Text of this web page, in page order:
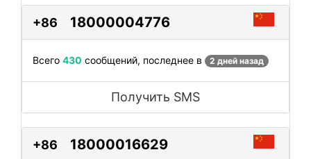
+86 18000004776
Всего 430 сообщений, последнее в 2 дней назад
Получить SMS
+86 18000016629